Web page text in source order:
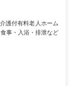
護付有料老人ホーム
事・入浴・排泄など